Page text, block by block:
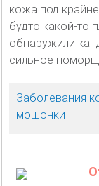
кожа под
будто какой-то
обнаружили
сильное
Заболевания
мошонки